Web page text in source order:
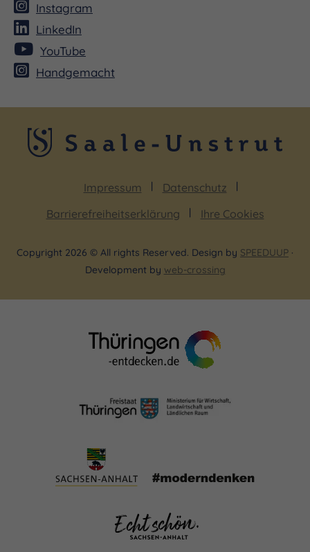
Instagram
LinkedIn
YouTube
Handgemacht
Impressum
Datenschutz
Barrierefreiheitserklärung
Ihre Cookies
Copyright 2026 © All rights Reserved. Design by SPEEDUUP ·
Development by web-crossing